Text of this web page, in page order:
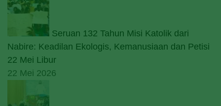
Seruan 132 Tahun Misi Katolik dari
Nabire: Keadilan Ekologis, Kemanusiaan dan Petisi
22 Mei Libur
22 Mei 2026